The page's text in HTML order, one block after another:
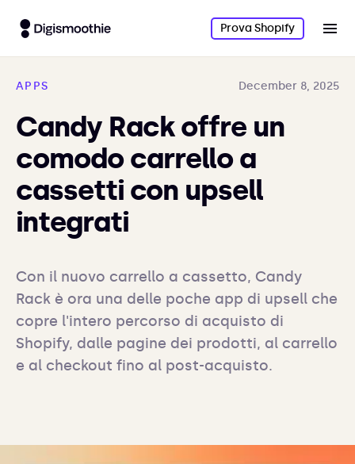
Prova Shopify
APPS December 8, 2025
Candy Rack offre un
comodo carrello a
cassetti con upsell
integrati
Con il nuovo carrello a cassetto, Candy
Rack è ora una delle poche app di upsell che
copre l'intero percorso di acquisto di
Shopify, dalle pagine dei prodotti, al carrello
e al checkout fino al post-acquisto.